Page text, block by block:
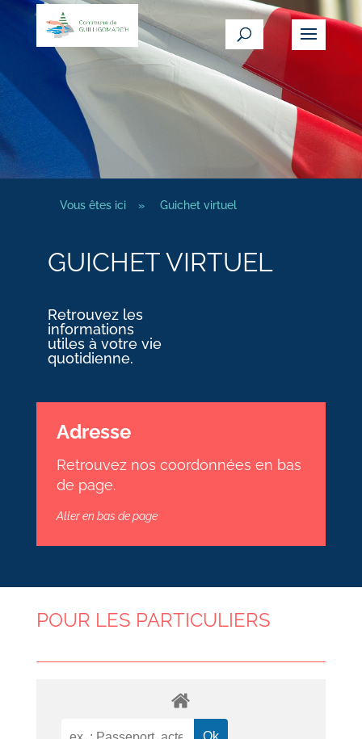
Vous êtes ici » Guichet virtuel
GUICHET VIRTUEL
Retrouvez les
informations
utiles à votre vie
quotidienne.
Adresse
Retrouvez nos coordonnées en bas
de page.
Aller en bas de page
POUR LES PARTICULIERS